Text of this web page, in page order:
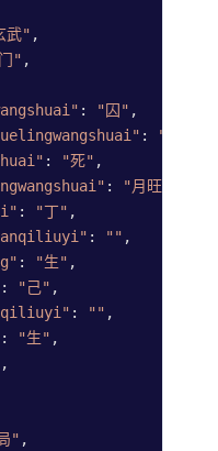
武" ,
" ,
: "囚" ,
: "月相"
: "死" ,
: "月旺"
: "丁" ,
: "" ,
: "生" ,
: "己" ,
: "" ,
: "生" ,
,
" ,